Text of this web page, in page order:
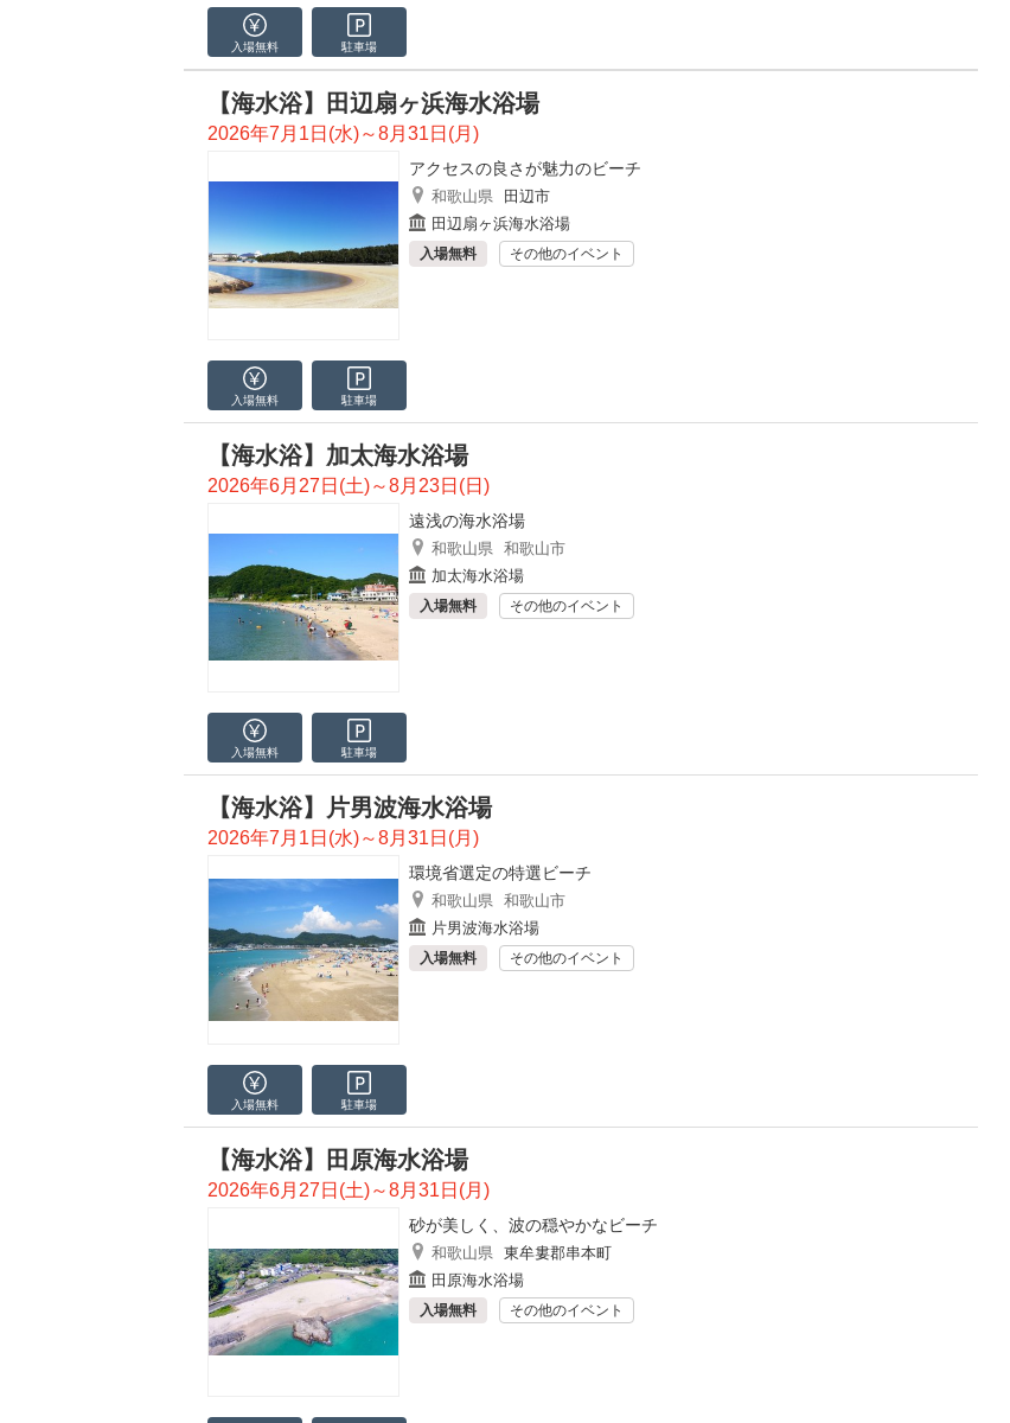
入場無料 駐車場
【海水浴】田辺扇ヶ浜海水浴場
2026年7月1日(水)～8月31日(月)
アクセスの良さが魅力のビーチ
和歌山県
田辺市
田辺扇ヶ浜海水浴場
入場無料 その他のイベント
入場無料 駐車場
【海水浴】加太海水浴場
2026年6月27日(土)～8月23日(日)
遠浅の海水浴場
和歌山県 和歌山市
加太海水浴場
入場無料 その他のイベント
入場無料 駐車場
【海水浴】片男波海水浴場
2026年7月1日(水)～8月31日(月)
環境省選定の特選ビーチ
和歌山県 和歌山市
片男波海水浴場
入場無料 その他のイベント
入場無料 駐車場
【海水浴】田原海水浴場
2026年6月27日(土)～8月31日(月)
砂が美しく、波の穏やかなビーチ
和歌山県 東牟婁郡串本町
田原海水浴場
入場無料 その他のイベント